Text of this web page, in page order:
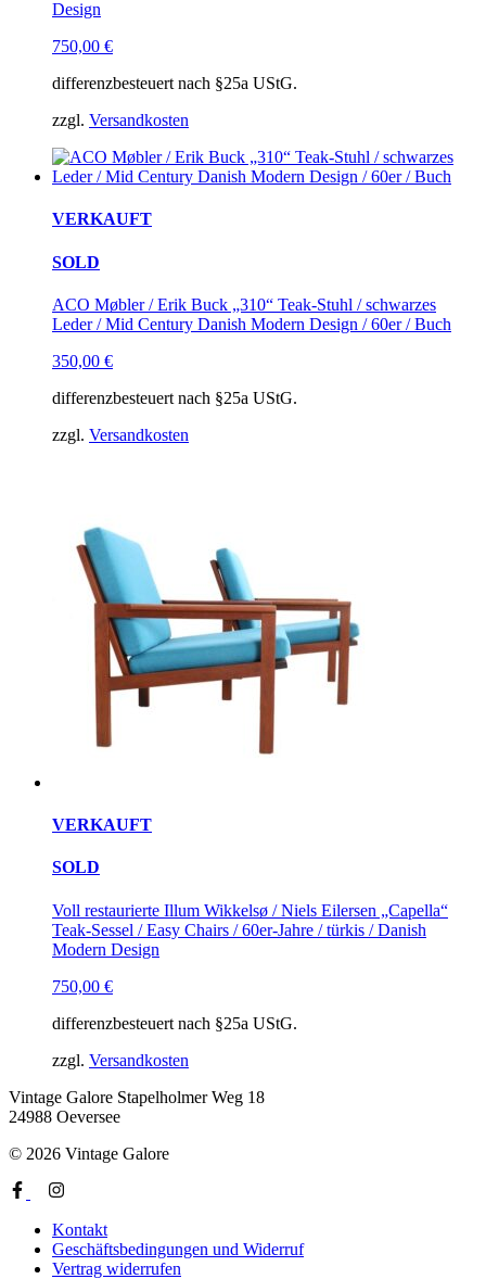
Design
750,00 €
differenzbesteuert nach §25a UStG.
zzgl. Versandkosten
VERKAUFT
SOLD
ACO Møbler / Erik Buck „310“ Teak-Stuhl / schwarzes
Leder / Mid Century Danish Modern Design / 60er / Buch
350,00 €
differenzbesteuert nach §25a UStG.
zzgl. Versandkosten
VERKAUFT
SOLD
Voll restaurierte Illum Wikkelsø / Niels Eilersen „Capella“
Teak-Sessel / Easy Chairs / 60er-Jahre / türkis / Danish
Modern Design
750,00 €
differenzbesteuert nach §25a UStG.
zzgl. Versandkosten
Vintage Galore Stapelholmer Weg 18
24988 Oeversee
© 2026 Vintage Galore
Kontakt
Geschäftsbedingungen und Widerruf
Vertrag widerrufen